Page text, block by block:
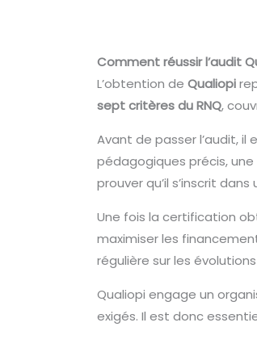
Comment réussir l’audit
L’obtention deQualiopi
sept critères du RNQ,
Avant de passer l’audit, il
pédagogiques précis,
prouver qu’il s’inscrit
Une fois la certification
maximiser les
régulière sur les
Qualiopi engage un
exigés. Il est donc